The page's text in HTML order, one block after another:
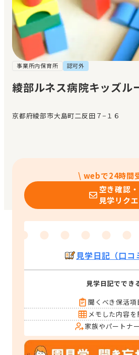
お気に入り
見学日記
メッセージ
おすすめの園
エンクルの特徴と活用方法
事業所内保育所 認可外
綾部ルネス病院キッズル
京都府綾部市大島町二反田７−１６
\ webで24時間
空き確認・
見学リク
見学日記（口コ
見学日記ででき
聞くべき保活項
メモした内容を
家族やパートナ